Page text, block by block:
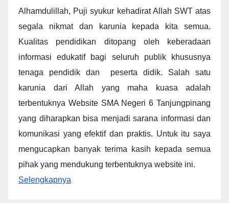
Alhamdulillah, Puji syukur kehadirat Allah SWT atas
segala nikmat dan karunia kepada kita semua.
Kualitas pendidikan ditopang oleh keberadaan
informasi edukatif bagi seluruh publik khususnya
tenaga pendidik dan peserta didik. Salah satu
karunia dari Allah yang maha kuasa adalah
terbentuknya Website SMA Negeri 6 Tanjungpinang
yang diharapkan bisa menjadi sarana informasi dan
komunikasi yang efektif dan praktis. Untuk itu saya
mengucapkan banyak terima kasih kepada semua
pihak yang mendukung terbentuknya website ini.
Selengkapnya